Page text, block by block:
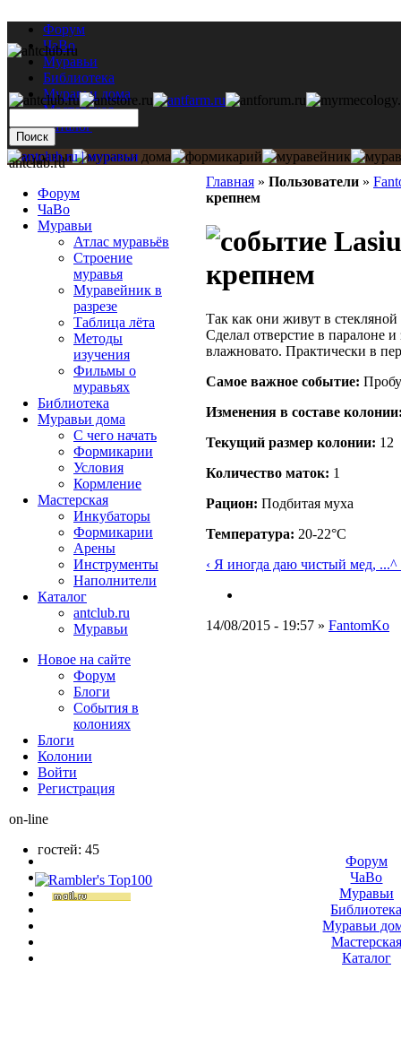
Форум
ЧаВо
Муравьи
Библиотека
Муравьи дома
Мастерская
Каталог
Главная » Пользователи »
крепнем
крепнем
Так как они живут в
Сделал отверстие в паралоне
влажновато. Практически в
Самое важное событие:
Изменения в составе
Текущий размер кoлонии: 12
Количество маток: 1
Рацион: Подбитая муха
Температура: 20-22°C
‹ Я иногда даю чистый мед, ...^
14/08/2015 - 19:57 » FantomKo
antclub.ru
Форум
ЧаВо
Муравьи
Атлас муравьёв
Строение
муравья
Муравейник в
разрезе
Таблица лёта
Методы
изучения
Фильмы о
муравьях
Библиотека
Муравьи дома
С чего начать
Формикарии
Условия
Кормление
Мастерская
Инкубаторы
Формикарии
Арены
Инструменты
Наполнители
Каталог
antclub.ru
Муравьи
Новое на сайте
Форум
Блоги
События в
колониях
Блоги
Колонии
Войти
Peгиcтpaция
on-line
гостей: 45
Форум
ЧаВо
Муравьи
Муравьи
Мастерская
Каталог